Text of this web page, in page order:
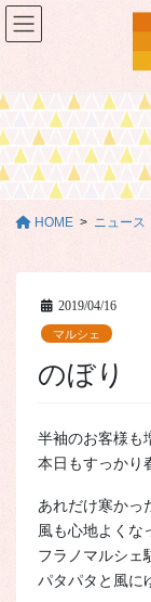
コ
ン
ツ
移
動
ナ
ビ
シ
ン
に
HOME ニュース
2019/04/16
マルシェ
のぼり
半袖のお客様も
本日もすっかり
あれだけ寒かっ
風も心地よくな
フラノマルシェ
パタパタと風に